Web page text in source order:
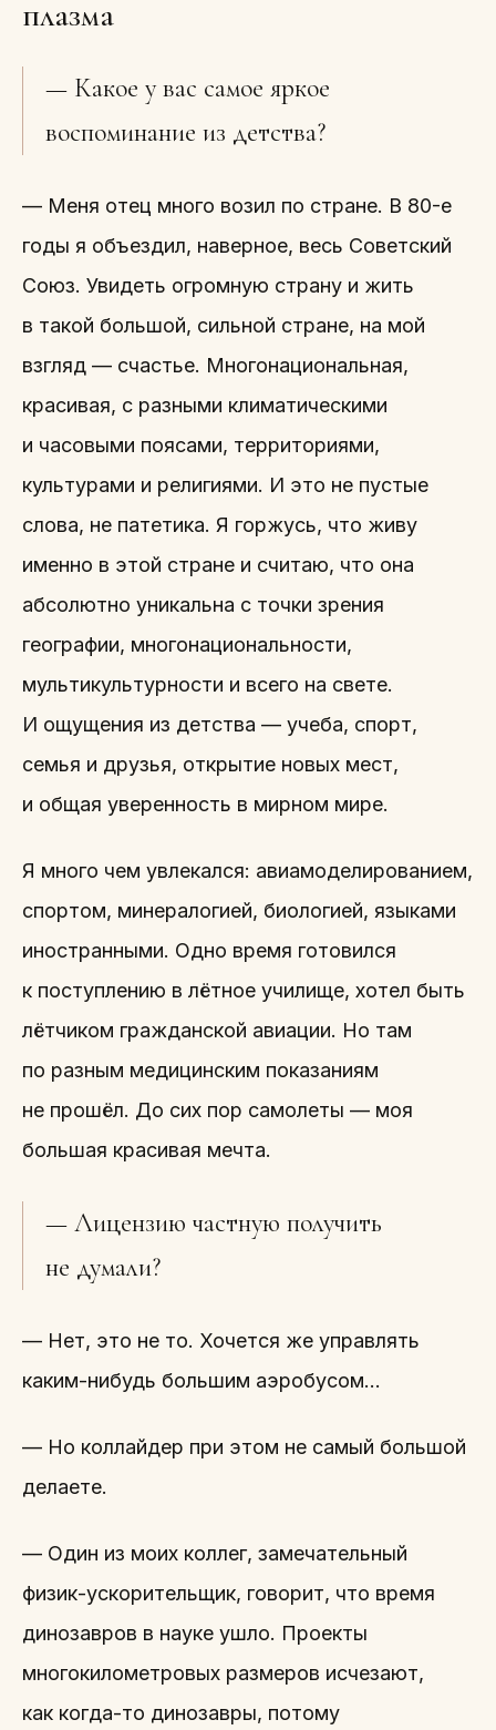
плазма
— Какое у вас самое яркое
воспоминание из детства?
— Меня отец много возил по стране. В 80-е
годы я объездил, наверное, весь Советский
Союз. Увидеть огромную страну и жить
в такой большой, сильной стране, на мой
взгляд — счастье. Многонациональная,
красивая, с разными климатическими
и часовыми поясами, территориями,
культурами и религиями. И это не пустые
слова, не патетика. Я горжусь, что живу
именно в этой стране и считаю, что она
абсолютно уникальна с точки зрения
географии, многонациональности,
мультикультурности и всего на свете.
И ощущения из детства — учеба, спорт,
семья и друзья, открытие новых мест,
и общая уверенность в мирном мире.
Я много чем увлекался: авиамоделированием,
спортом, минералогией, биологией, языками
иностранными. Одно время готовился
к поступлению в лётное училище, хотел быть
лётчиком гражданской авиации. Но там
по разным медицинским показаниям
не прошёл. До сих пор самолеты — моя
большая красивая мечта.
— Лицензию частную получить
не думали?
— Нет, это не то. Хочется же управлять
каким-нибудь большим аэробусом…
— Но коллайдер при этом не самый большой
делаете.
— Один из моих коллег, замечательный
физик-ускорительщик, говорит, что время
динозавров в науке ушло. Проекты
многокилометровых размеров исчезают,
как когда-то динозавры, потому